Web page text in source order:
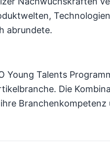
abrundete.
Young Talents
Die